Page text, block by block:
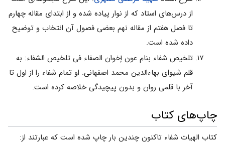
از درس‌هاى استاد که از نوار پیاده شده و از ابتداى مقاله چهارم
تا فصل هفتم از مقاله نهم بعضى فصول آن انتخاب و توضیح
داده شده است.
تلخیص شفاء بنام عون إخوان الصفاء فی تلخیص الشفاء: به
قلم شیواى بهاءالدین محمد اصفهانى. او تمام شفاء را از اول تا
آخر با قلمى روان و بدون پیچیدگى خلاصه کرده است.
چاپ‌های کتاب
کتاب الهیات شفاء تاکنون چندین بار چاپ شده است که عبارتند از: